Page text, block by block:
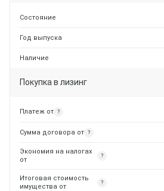
Состояние
Год выпуска
Наличие
Покупка в лизинг
Платеж от ?
Сумма договора от ?
Экономия на налогах
от
?
Итоговая стоимость
имущества от
?